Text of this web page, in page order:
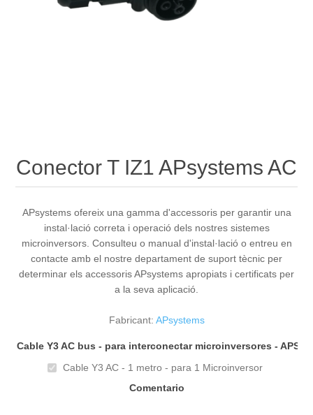
Conector T IZ1 APsystems AC
APsystems ofereix una gamma d'accessoris per garantir una
instal·lació correta i operació dels nostres sistemes
microinversors. Consulteu o manual d'instal·lació o entreu en
contacte amb el nostre departament de suport tècnic per
determinar els accessoris APsystems apropiats i certificats per
a la seva aplicació.
Fabricant: APsystems
Cable Y3 AC bus - para interconectar microinversores - APS
Cable Y3 AC - 1 metro - para 1 Microinversor
Comentario